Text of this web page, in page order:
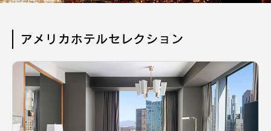
アメリカホテルセレクション